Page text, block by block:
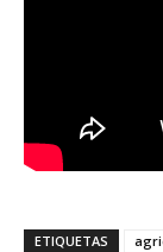
ETIQUETAS